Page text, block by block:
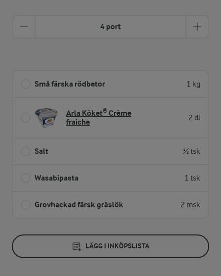
4 port
Små färska rödbetor 1 kg
Arla Köket® Crème
fraiche
2 dl
Salt ½ tsk
Wasabipasta 1 tsk
Grovhackad färsk gräslök 2 msk
LÄGG I INKÖPSLISTA